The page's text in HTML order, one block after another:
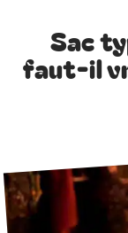
Sac
faut-il